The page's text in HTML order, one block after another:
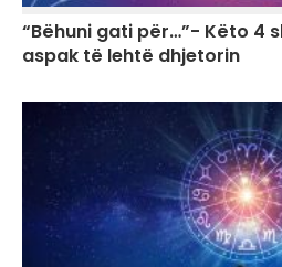
“Bëhuni gati për…”- Këto 4
aspak të lehtë dhjetorin